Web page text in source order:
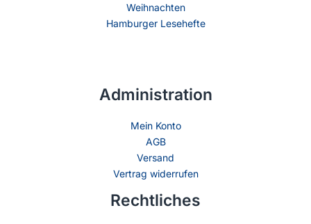
Weihnachten
Hamburger Lesehefte
Administration
Mein Konto
AGB
Versand
Vertrag widerrufen
Rechtliches